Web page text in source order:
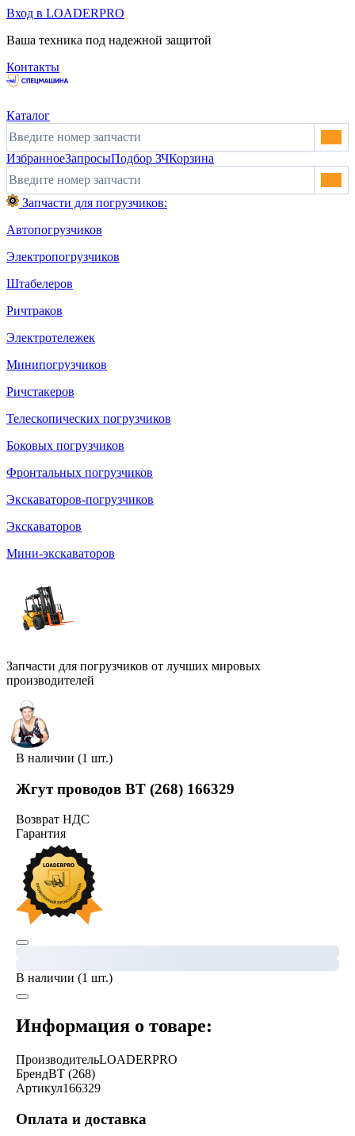
Вход в LOADERPRO
Ваша техника под надежной защитой
Контакты
Каталог
ИзбранноеЗапросыПодбор ЗЧКорзина
Запчасти для погрузчиков:
Автопогрузчиков
Электропогрузчиков
Штабелеров
Ричтраков
Электротележек
Минипогрузчиков
Ричстакеров
Телескопических погрузчиков
Боковых погрузчиков
Фронтальных погрузчиков
Экскаваторов-погрузчиков
Экскаваторов
Мини-экскаваторов
Запчасти для погрузчиков от лучших мировых
производителей
В наличии (1 шт.)
Жгут проводов BT (268) 166329
Возврат НДС
Гарантия
В наличии (1 шт.)
Информация о товаре:
ПроизводительLOADERPRO
БрендBT (268)
Артикул166329
Оплата и доставка